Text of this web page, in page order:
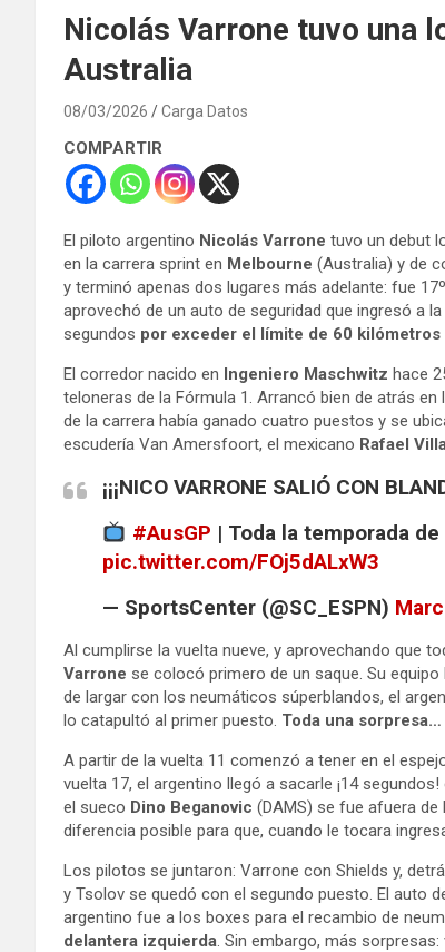
Nicolás Varrone tuvo una
Australia
08/03/2026 Carga Datos
COMPARTIR
El piloto argentino Nicolás Varrone tuvo un debut
en la carrera sprint en Melbourne (Australia) y de
y terminó apenas dos lugares más adelante: fue
aprovechó de un auto de seguridad que ingresó a
segundos por exceder el límite de 60 kilómetros
El corredor nacido en Ingeniero Maschwitz hace
teloneras de la Fórmula 1. Arrancó bien de atrás en
de la carrera había ganado cuatro puestos y se
escudería Van Amersfoort, el mexicano Rafael
¡¡¡NICO VARRONE SALIÓ CON
#AusGP | Toda la temporada de
pic.twitter.com/FOj5dALxW3
— SportsCenter (@SC_ESPN)
Al cumplirse la vuelta nueve, y aprovechando que
Varrone se colocó primero de un saque. Su
de largar con los neumáticos súperblandos, el
lo catapultó al primer puesto. Toda una sorpresa…
A partir de la vuelta 11 comenzó a tener en el
vuelta 17, el argentino llegó a sacarle ¡14
el sueco Dino Beganovic (DAMS) se fue afuera
diferencia posible para que, cuando le tocara
Los pilotos se juntaron: Varrone con Shields y,
y Tsolov se quedó con el segundo puesto. El auto
argentino fue a los boxes para el recambio de
delantera izquierda. Sin embargo, más